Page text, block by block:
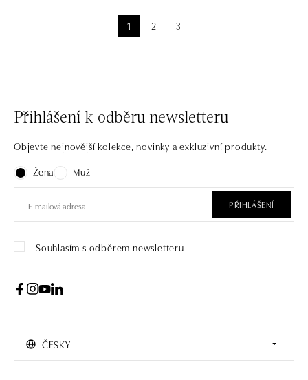
1 2 3
Přihlášení k odběru newsletteru
Objevte nejnovější kolekce, novinky a exkluzivní produkty.
Žena
Muž
PŘIHLÁŠENÍ
Souhlasím s odběrem newsletteru
ČESKY